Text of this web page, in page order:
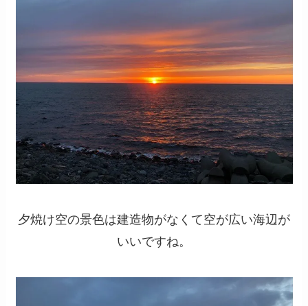
夕焼け空の景色は建造物がなくて空が広い海辺が
いいですね。